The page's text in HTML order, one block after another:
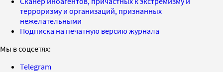
терроризму и организаций, признанных
нежелательными
Подписка на печатную версию журнала
Мы в соцсетях:
Telegram